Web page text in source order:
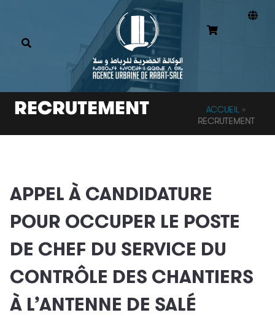
RECRUTEMENT ACCUEIL »
RECRUTEMENT
APPEL À CANDIDATURE
POUR OCCUPER LE POSTE
DE CHEF DU SERVICE DU
CONTRÔLE DES CHANTIERS
À L’ANTENNE DE SALÉ